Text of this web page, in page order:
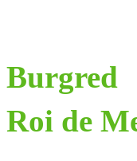
Burgred
Roi de